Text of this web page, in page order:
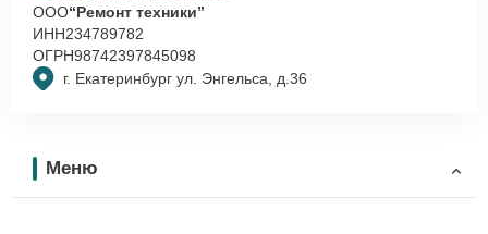
г. Екатеринбург ул. Энгельса, д.36
ООО“Ремонт техники”
ИНН234789782
ОГРН98742397845098
Меню